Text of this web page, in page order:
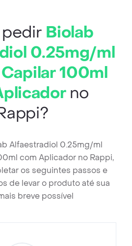
Biolab
0.25mg/ml
100ml
no
Alfaestradiol 0.25mg/ml
com Aplicador no Rappi,
os seguintes passos e
de levar o produto até sua
breve possível